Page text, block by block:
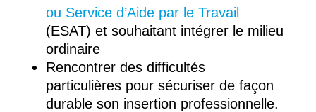
ou Service d’Aide par le Travail
(ESAT) et souhaitant intégrer le milieu
ordinaire
Rencontrer des difficultés
particulières pour sécuriser de façon
durable son insertion professionnelle.